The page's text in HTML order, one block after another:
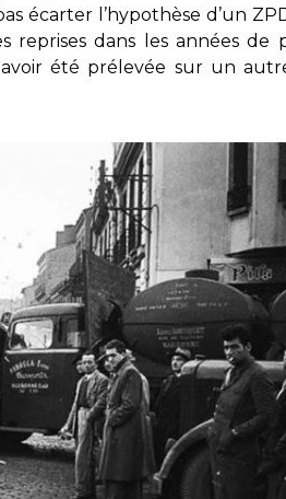
écarter l’hypothèse d’un
reprises dans les années de
été prélevée sur un